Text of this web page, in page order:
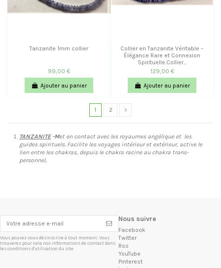
Tanzanite 1mm collier
99,00 €
Ajouter au panier
Collier en Tanzanite Véritable –
Élégance Rare et Connexion
Spirituelle.Collier...
129,00 €
Ajouter au panier
1 2
TANZANITE-Met en contact avec les royaumes angélique et les
guides spirituels. Facilite les voyages intérieur et extérieur, active le
lien entre les chakras, depuis le chakra racine au chakra trans-
personnel,
Vous pouvez vous désinscrire à tout moment. Vous
trouverez pour cela nos informations de contact dans
les conditions d'utilisation du site.
Nous suivre
Facebook
Twitter
Rss
YouTube
Pinterest